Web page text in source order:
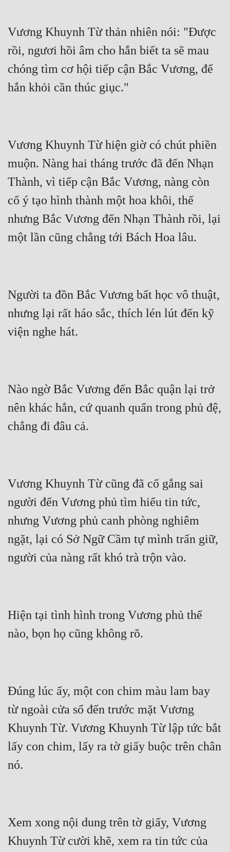
Vương Khuynh Từ thản nhiên nói: "Được
rồi, ngươi hồi âm cho hắn biết ta sẽ mau
chóng tìm cơ hội tiếp cận Bắc Vương, để
Vương Khuynh Từ hiện giờ có chút phiền
muộn. Nàng hai tháng trước đã đến Nhạn
Thành, vì tiếp cận Bắc Vương, nàng còn
cố ý tạo hình thành một hoa khôi, thế
nhưng Bắc Vương đến Nhạn Thành rồi, lại
Người ta đồn Bắc Vương bất học vô thuật,
nhưng lại rất háo sắc, thích lén lút đến kỹ
Nào ngờ Bắc Vương đến Bắc quận lại trở
nên khác hẳn, cứ quanh quẩn trong phủ đệ,
Vương Khuynh Từ cũng đã cố gắng sai
người đến Vương phủ tìm hiểu tin tức,
nhưng Vương phủ canh phòng nghiêm
ngặt, lại có Sở Ngữ Cầm tự mình trấn giữ,
Hiện tại tình hình trong Vương phủ thế
Đúng lúc ấy, một con chim màu lam bay
từ ngoài cửa sổ đến trước mặt Vương
Khuynh Từ. Vương Khuynh Từ lập tức bắt
lấy con chim, lấy ra tờ giấy buộc trên chân
Xem xong nội dung trên tờ giấy, Vương
Khuynh Từ cười khẽ, xem ra tin tức của